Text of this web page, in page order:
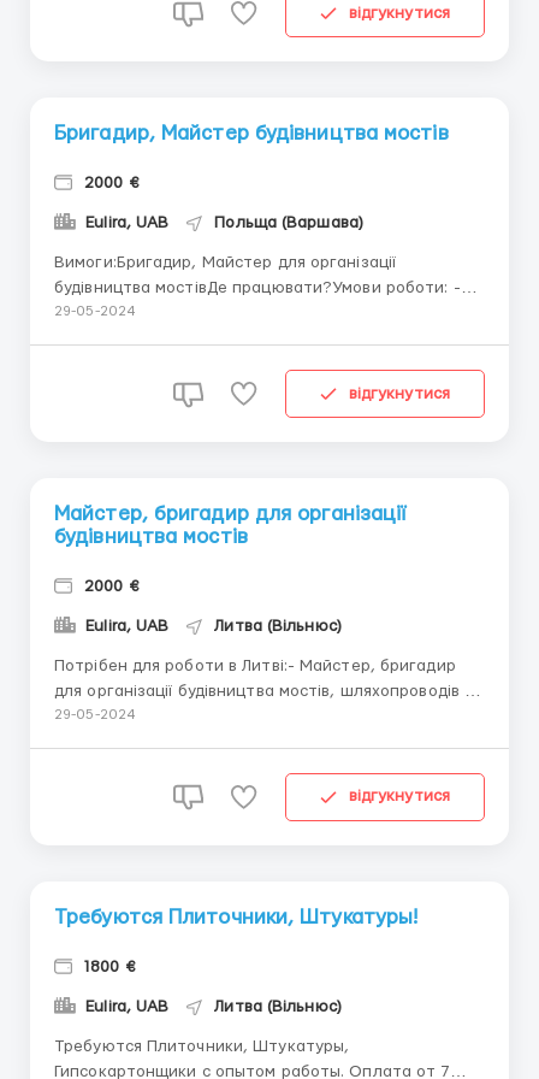
інструмент надаємо.Час роботи від 10 годин на
відгукнутися
Бригадир, Майстер будівництва мостів
2000 €
Eulira, UAB Польща (Варшава)
Вимоги:Бригадир, Майстер для організації
будівництва мостівДе працювати?Умови роботи: -
організація будівництва мостів, шляхопроводів та
працевлаштування. Робота постійна.Вільнюс, LT,
29-05-2024
відгукнутися
Майстер, бригадир для організації
будівництва мостів
2000 €
Eulira, UAB Литва (Вільнюс)
Потрібен для роботи в Литві:- Майстер, бригадир
для організації будівництва мостів, шляхопроводів та
транспортних розв'язок.Обов'язки:• Знання
транспортних розв'язках.• з досвідом роботи від 2
29-05-2024
відгукнутися
Требуются Плиточники, Штукатуры!
1800 €
Eulira, UAB Литва (Вільнюс)
Требуются Плиточники, Штукатуры,
Гипсокартонщики с опытом работы. Оплата от 7